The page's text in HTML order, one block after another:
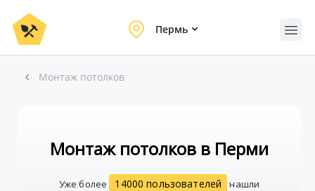
Пермь
Монтаж потолков
Монтаж потолков в Перми
Уже более 14000 пользователей
нашли